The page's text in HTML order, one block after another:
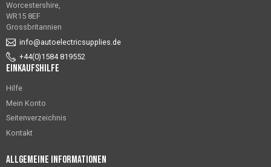
Worcestershire,
WR15 8EF
Grossbritannien
info@autoelectricsupplies.de
+44(0)1584 819552
Einkaufshilfe
Hilfe
Mein Konto
Seitenverzeichnis
Kontakt
Allgemeine Informationen